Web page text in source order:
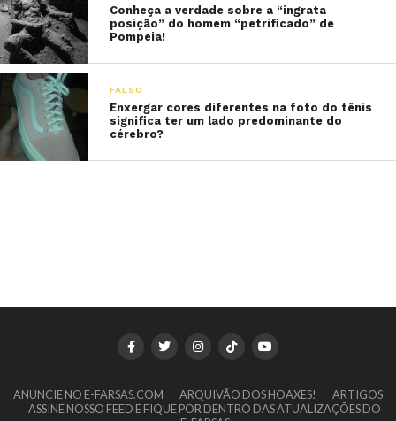
Conheça a verdade sobre a “ingrata
posição” do homem “petrificado” de
Pompeia!
FALSO
Enxergar cores diferentes na foto do tênis
significa ter um lado predominante do
cérebro?
ANUNCIE NO E-FARSAS.COM ARQUIVÃO DOS HOAXES!
ARTIGOS
ASSINE NOSSO FEED E FIQUE POR DENTRO DAS ATUALIZAÇÕES DO